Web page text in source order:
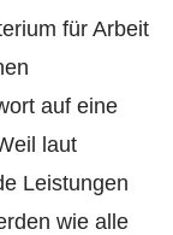
für Arbeit
auf eine
laut
Leistungen
wie alle